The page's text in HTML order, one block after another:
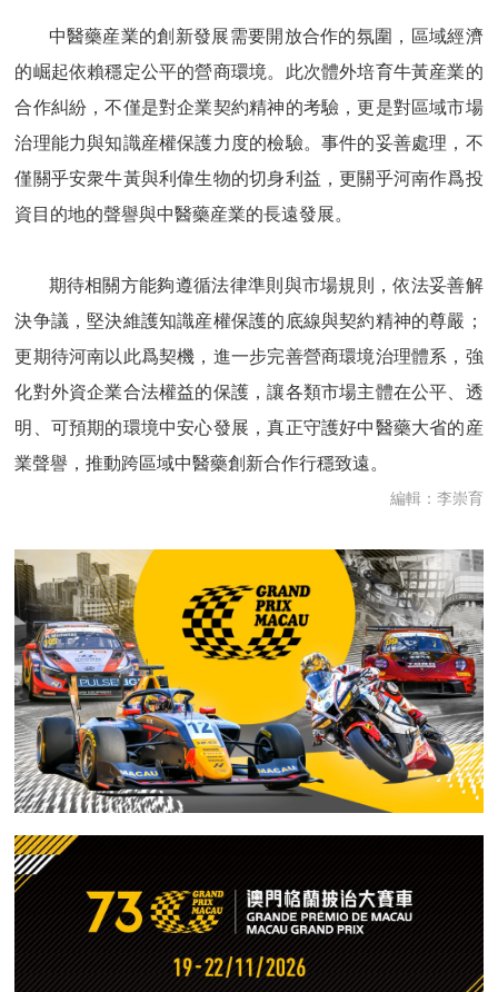
中醫藥産業的創新發展需要開放合作的氛圍，區域經濟
的崛起依賴穩定公平的營商環境。此次體外培育牛黃産業的
合作糾紛，不僅是對企業契約精神的考驗，更是對區域市場
治理能力與知識産權保護力度的檢驗。事件的妥善處理，不
僅關乎安衆牛黃與利偉生物的切身利益，更關乎河南作爲投
資目的地的聲譽與中醫藥産業的長遠發展。
期待相關方能夠遵循法律準則與市場規則，依法妥善解
決争議，堅決維護知識産權保護的底線與契約精神的尊嚴；
更期待河南以此爲契機，進一步完善營商環境治理體系，強
化對外資企業合法權益的保護，讓各類市場主體在公平、透
明、可預期的環境中安心發展，真正守護好中醫藥大省的産
業聲譽，推動跨區域中醫藥創新合作行穩致遠。
編輯：李崇育